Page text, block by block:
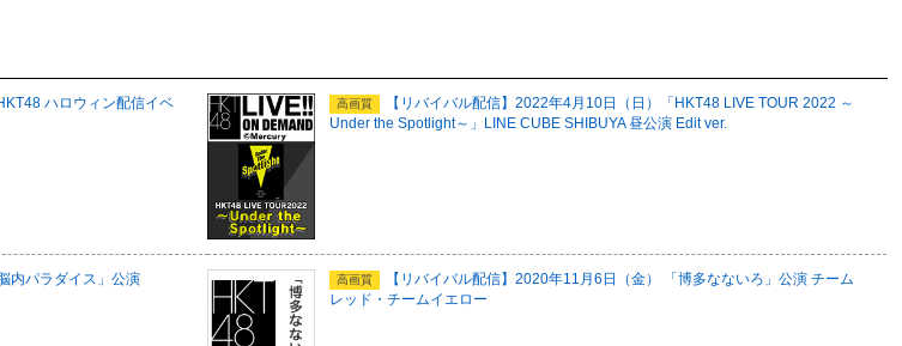
ハロウィン配信イベ
高画質
【リバイバル配信】2022年4月10日（日）「HKT48 LIVE TOUR 2022 ～
Under the Spotlight～」LINE CUBE SHIBUYA 昼公演 Edit ver.
内パラダイス」公演 高画質
【リバイバル配信】2020年11月6日（金） 「博多なないろ」公演 チーム
レッド・チームイエロー